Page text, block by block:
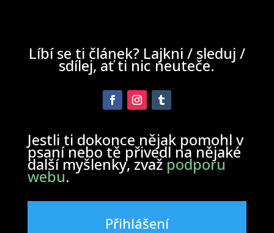
Líbí se ti článek? Lajkni / sleduj /
sdílej, ať ti nic neuteče.
Jestli ti dokonce nějak pomohl v
psaní nebo tě přivedl na nějaké
další myšlenky, zvažpodporu
webu.
Přihlášení